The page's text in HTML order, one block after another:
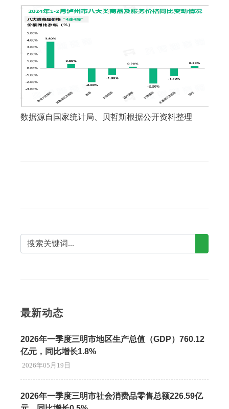
数据源自国家统计局、贝哲斯根据公开资料整理
最新动态
2026年一季度三明市地区生产总值（GDP）760.12
亿元，同比增长1.8%
2026年05月19日
2026年一季度三明市社会消费品零售总额226.59亿